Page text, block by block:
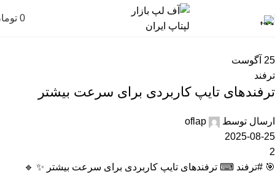
0
25 آگوست
ترفند
ترفندهای تایپ کاربردی برای سرعت بیشتر
ارسال توسط
oflap
2025-08-25
2
🎯 #ترفند ⌨ ترفندهای تایپ کاربردی برای سرعت بیشتر ✨ 🔹